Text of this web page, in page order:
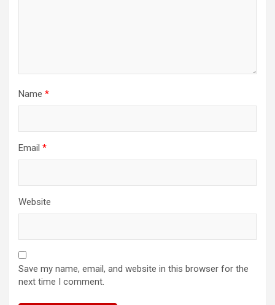
Name *
Email *
Website
Save my name, email, and website in this browser for the
next time I comment.